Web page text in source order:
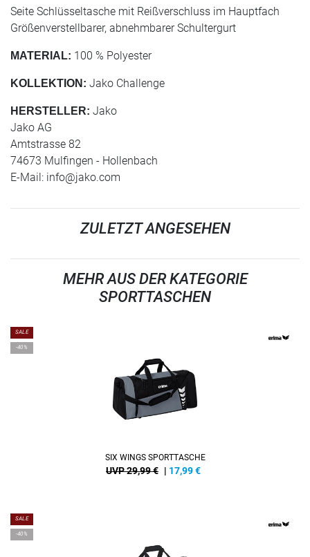
Seite Schlüsseltasche mit Reißverschluss im Hauptfach
Größenverstellbarer, abnehmbarer Schultergurt
MATERIAL: 100 % Polyester
KOLLEKTION: Jako Challenge
HERSTELLER: Jako
Jako AG
Amtstrasse 82
74673 Mulfingen - Hollenbach
E-Mail: info@jako.com
ZULETZT ANGESEHEN
MEHR AUS DER KATEGORIE
SPORTTASCHEN
SALE
-40%
SIX WINGS SPORTTASCHE
UVP 29,99 € | 17,99€
SALE
-40%